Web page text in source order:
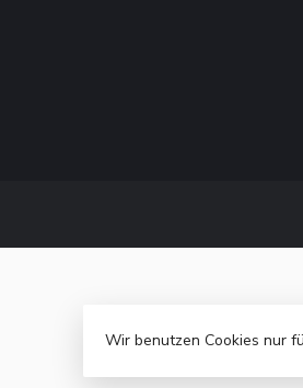
Wir benutzen Cookies nur